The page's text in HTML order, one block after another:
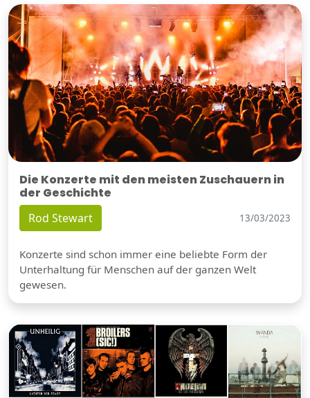
Die Konzerte mit den meisten Zuschauern in
der Geschichte
Rod Stewart 13/03/2023
Konzerte sind schon immer eine beliebte Form der
Unterhaltung für Menschen auf der ganzen Welt
gewesen.